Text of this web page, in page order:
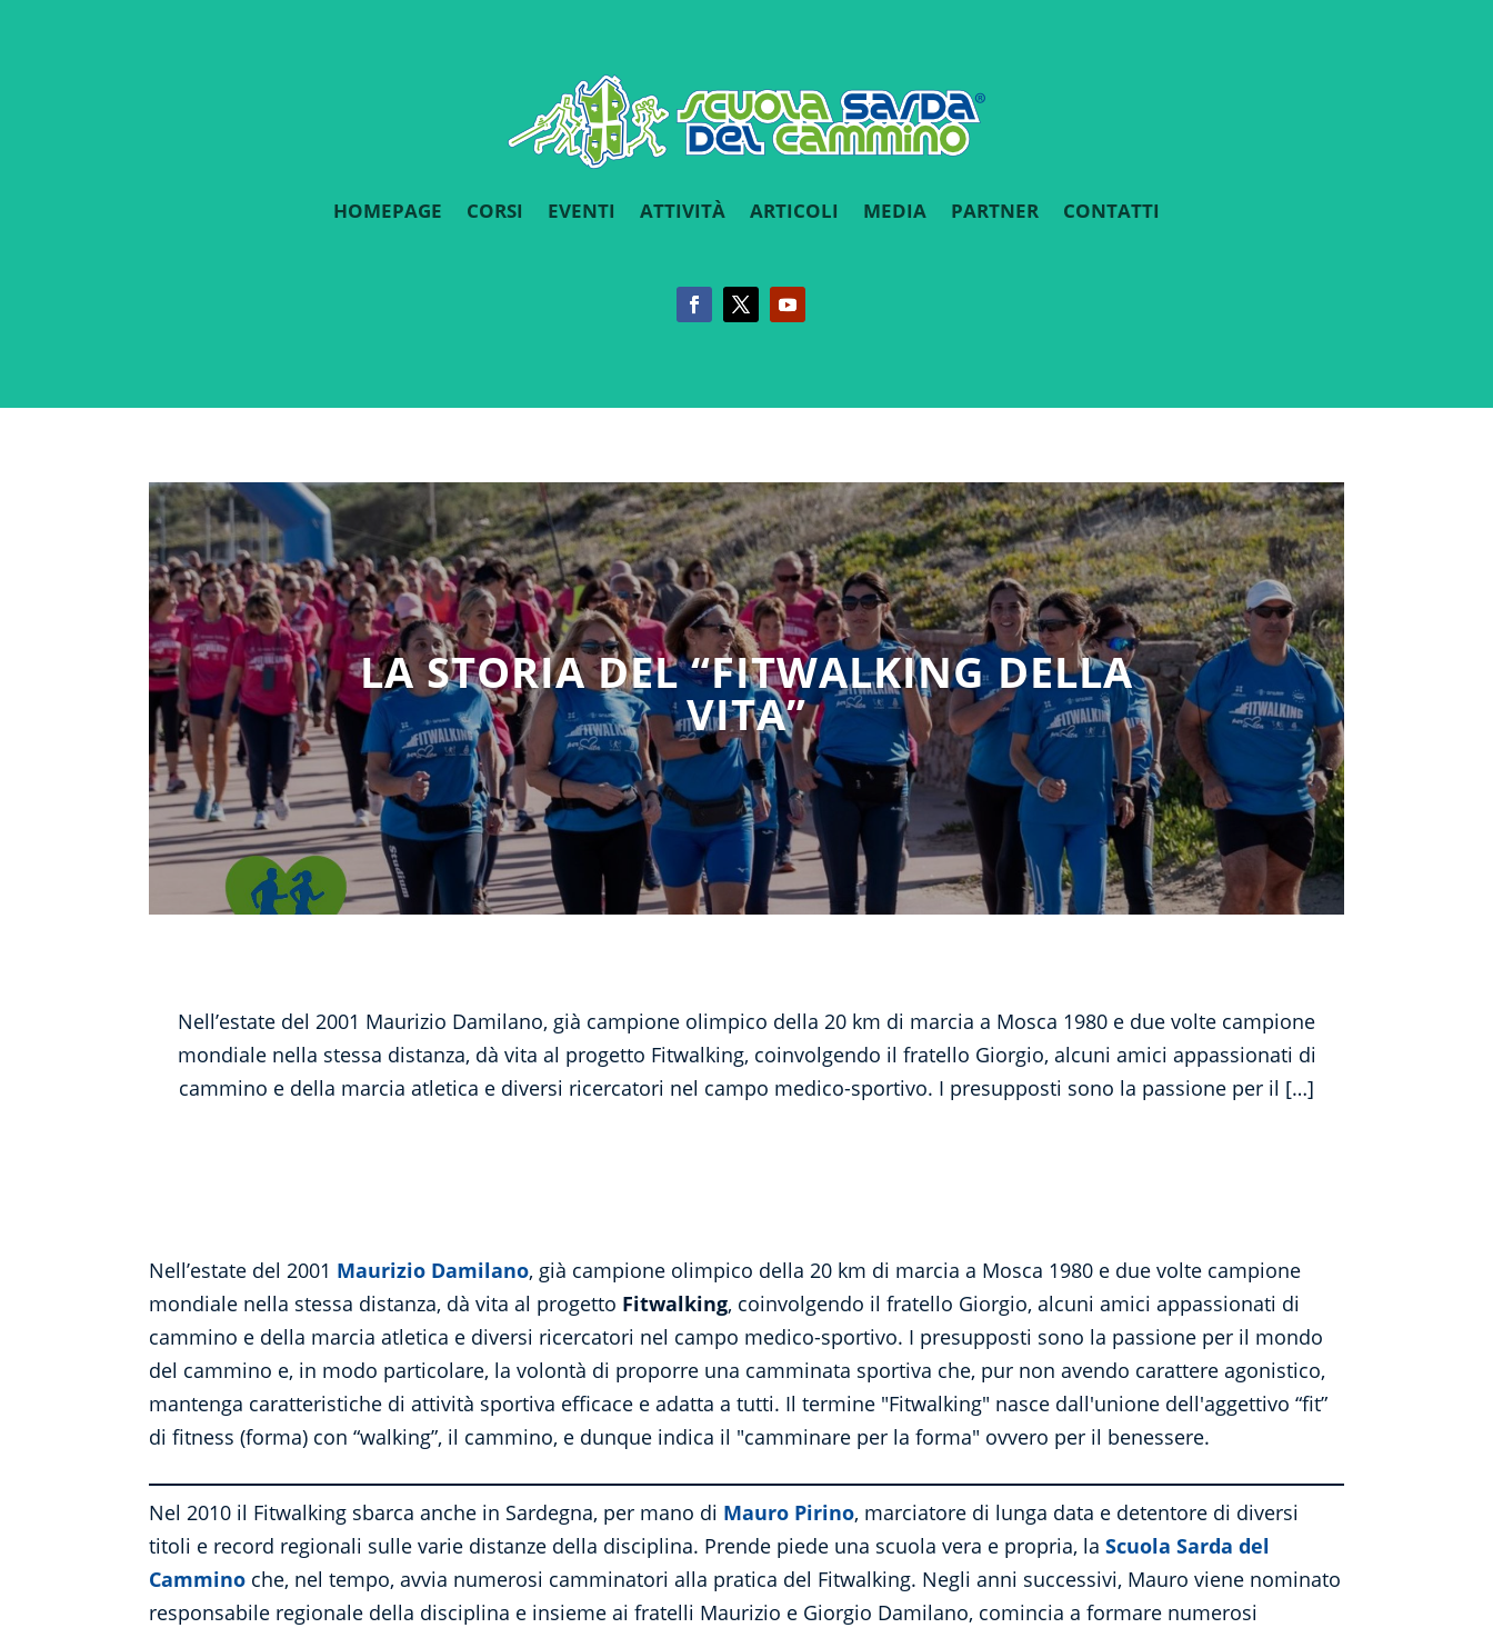
HOMEPAGE CORSI EVENTI ATTIVITÀ ARTICOLI MEDIA PARTNER CONTATTI
LA STORIA DEL “FITWALKING DELLA
VITA”
Nell’estate del 2001 Maurizio Damilano, già campione olimpico della 20 km di marcia a Mosca 1980 e due volte campione
mondiale nella stessa distanza, dà vita al progetto Fitwalking, coinvolgendo il fratello Giorgio, alcuni amici appassionati di
cammino e della marcia atletica e diversi ricercatori nel campo medico-sportivo. I presupposti sono la passione per il […]
Nell’estate del 2001 Maurizio Damilano, già campione olimpico della 20 km di marcia a Mosca 1980 e due volte campione
mondiale nella stessa distanza, dà vita al progetto Fitwalking, coinvolgendo il fratello Giorgio, alcuni amici appassionati di
cammino e della marcia atletica e diversi ricercatori nel campo medico-sportivo. I presupposti sono la passione per il mondo
del cammino e, in modo particolare, la volontà di proporre una camminata sportiva che, pur non avendo carattere agonistico,
mantenga caratteristiche di attività sportiva efficace e adatta a tutti. Il termine "Fitwalking" nasce dall'unione dell'aggettivo “fit”
di fitness (forma) con “walking”, il cammino, e dunque indica il "camminare per la forma" ovvero per il benessere.
Nel 2010 il Fitwalking sbarca anche in Sardegna, per mano di Mauro Pirino, marciatore di lunga data e detentore di diversi
titoli e record regionali sulle varie distanze della disciplina. Prende piede una scuola vera e propria, laScuola Sarda del
Cammino che, nel tempo, avvia numerosi camminatori alla pratica del Fitwalking. Negli anni successivi, Mauro viene nominato
responsabile regionale della disciplina e insieme ai fratelli Maurizio e Giorgio Damilano, comincia a formare numerosi